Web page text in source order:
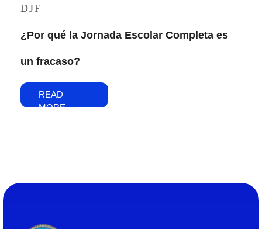
DJF
¿Por qué la Jornada Escolar Completa es
un fracaso?
READ
MORE